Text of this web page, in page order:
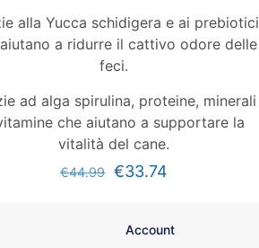
alla Yucca schidigera e ai prebiotici
a ridurre il cattivo odore delle
feci.
ad alga spirulina, proteine, minerali
che aiutano a supportare la
vitalità del cane.
€44.99 €33.74
Account